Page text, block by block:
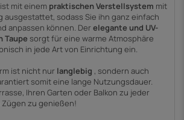
mit einem praktischen Verstellsystem mit
ausgestattet, sodass Sie ihn ganz einfach
anpassen können. Derelegante und UV-
Taupe sorgt für eine warme Atmosphäre
in jede Art von Einrichtung ein.
ist nicht nur langlebig , sondern auch
somit eine lange Nutzungsdauer.
Ihren Garten oder Balkon zu jeder
zu genießen!